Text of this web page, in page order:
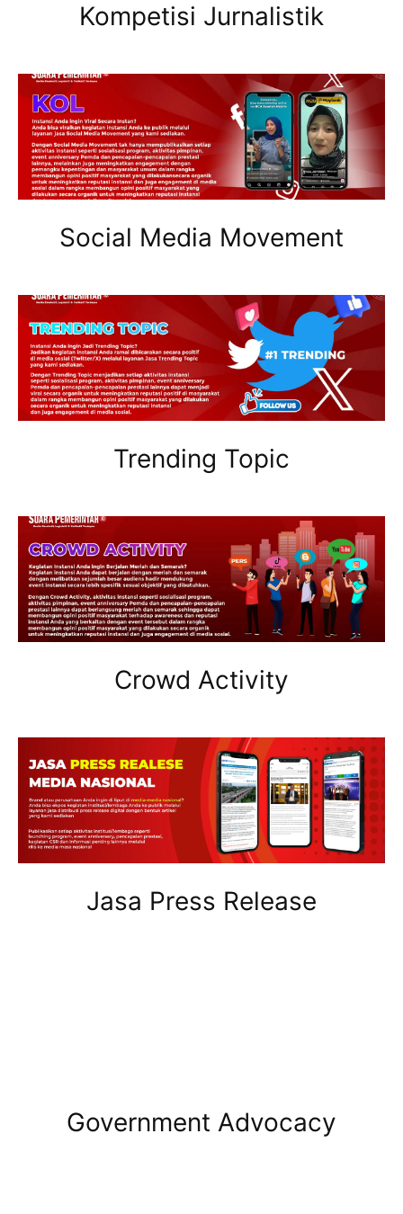
Kompetisi Jurnalistik
Social Media Movement
Trending Topic
Crowd Activity
Jasa Press Release
Government Advocacy